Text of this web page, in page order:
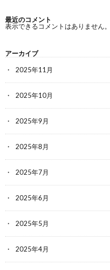
最近のコメント
表示できるコメントはありません。
アーカイブ
2025年11月
2025年10月
2025年9月
2025年8月
2025年7月
2025年6月
2025年5月
2025年4月